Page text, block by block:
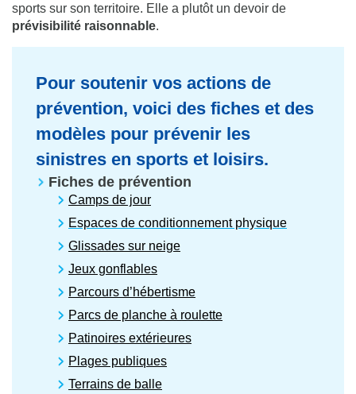
sports sur son territoire. Elle a plutôt un devoir de
prévisibilité raisonnable.
Pour soutenir vos actions de
prévention, voici des fiches et des
modèles pour prévenir les
sinistres en sports et loisirs.
Fiches de prévention
Camps de jour
Espaces de conditionnement physique
Glissades sur neige
Jeux gonflables
Parcours d’hébertisme
Parcs de planche à roulette
Patinoires extérieures
Plages publiques
Terrains de balle